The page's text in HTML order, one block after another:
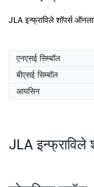
JLA इन्फ्राविले शॉपर्स
एनएसई सिम्बॉल
बीएसई सिम्बॉल
आयसिन
JLA इन्फ्राविले